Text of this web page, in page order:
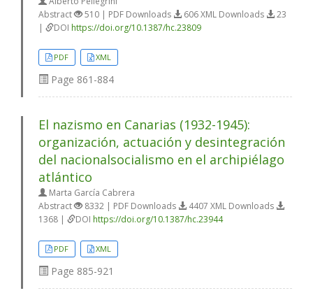
Abstract
510 | PDF Downloads 606 XML Downloads
23
|
DOI https://doi.org/10.1387/hc.23809
PDF XML
Page 861-884
El nazismo en Canarias (1932-1945):
organización, actuación y desintegración
del nacionalsocialismo en el archipiélago
atlántico
Marta García Cabrera
Abstract
8332 | PDF Downloads
4407 XML Downloads
1368 |
DOI https://doi.org/10.1387/hc.23944
PDF XML
Page 885-921